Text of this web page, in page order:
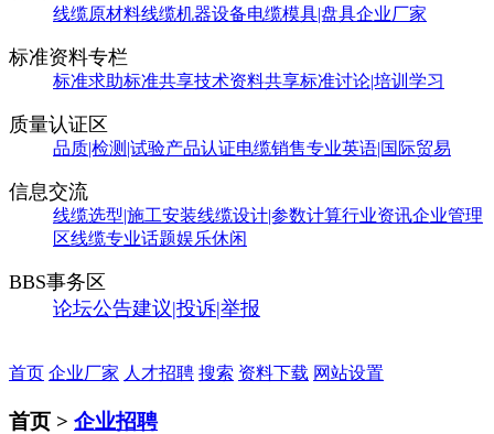
线缆原材料线缆机器设备电缆模具|盘具企业厂家
标准资料专栏
标准求助标准共享技术资料共享标准讨论|培训学习
质量认证区
品质|检测|试验产品认证电缆销售专业英语|国际贸易
信息交流
线缆选型|施工安装线缆设计|参数计算行业资讯企业管理
区线缆专业话题娱乐休闲
BBS事务区
论坛公告建议|投诉|举报
首页 企业厂家 人才招聘 搜索 资料下载 网站设置
首页 > 企业招聘